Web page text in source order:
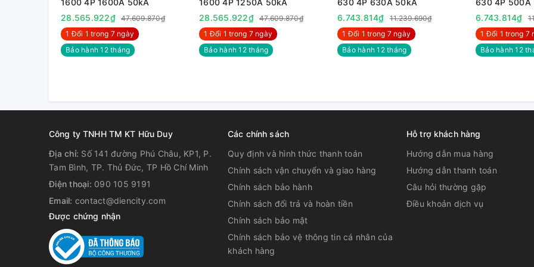
1600 4P 1600A 50kA
28.565.922₫
47.609.870₫
1 Đổi 1 trong 7 ngày
Bảo hành 12 tháng
1600 4P 1250A 50kA
28.565.922₫
47.609.870₫
1 Đổi 1 trong 7 ngày
Bảo hành 12 tháng
630 4P 630A 50kA
6.743.814₫
11.239.690₫
1 Đổi 1 trong 7 ngày
Bảo hành 12 tháng
630 4P 500A
6.743.814₫
1 Đổi 1 trong 7
Bảo hành 12
Công ty TNHH TM KT Hữu Duy
Địa chỉ: Số 141 đường Phú Châu, KP1, P.
Tam Bình, TP. Thủ Đức, TP Hồ Chí Minh
Điện thoại: 090 105 9191
Email: contact@diencity.com
Được chứng nhận
Các chính sách
Quy định và hình thức thanh toán
Chính sách vận chuyển và giao hàng
Chính sách bảo hành
Chính sách đổi trả và hoàn tiền
Chính sách bảo mật
Chính sách bảo vệ thông tin cá nhân của
khách hàng
Hỗ trợ khách hàng
Hướng dẫn mua hàng
Hướng dẫn thanh toán
Câu hỏi thường gặp
Điều khoản dịch vụ